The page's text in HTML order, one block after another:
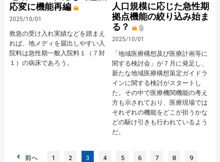
応変に機能再編
2025/10/01
救急の受け入れ実績などを踏まえ
れば、地メディを届出しやすい入
院料は急性期一般入院料１（７対
１）の病床であろう。
人口規模に応じた急性期
拠点機能の絞り込み始ま
る？
2025/10/01
「地域医療構想及び医療計画等に
関する検討会」が７月に発足し、
新たな地域医療構想策定ガイドラ
インに関する検討がスタートし
た。その中で医療機関機能の考え
方も示されており、医療現場では
それぞれの機能をどこが担うかな
どの駆け引きも行われているよう
だ。
前へ 1 2 3 4 5 6 7 8 9